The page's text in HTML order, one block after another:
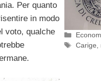
Tag
Carige,
Per quanto
in modo
voto, qualche